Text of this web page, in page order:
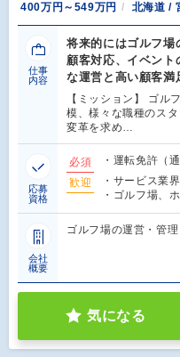
400万円～549万円 北海道 /
仕事
内容
将来的にはゴルフ場
顧客対応、イベント
な運営と高い顧客満
【ミッション】 ゴル
模、様々な職種のス
変革を求め…
応募
資格
必須
・運転免許（
歓迎
・サービス業
・ゴルフ場、
会社
概要
ゴルフ場の運営・管理
気になる